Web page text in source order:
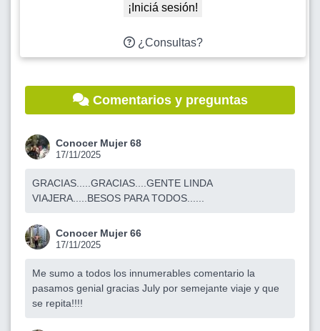
¡Iniciá sesión!
¿Consultas?
Comentarios y preguntas
Conocer Mujer 68
17/11/2025
GRACIAS.....GRACIAS....GENTE LINDA
VIAJERA.....BESOS PARA TODOS......
Conocer Mujer 66
17/11/2025
Me sumo a todos los innumerables comentario la
pasamos genial gracias July por semejante viaje y que
se repita!!!!